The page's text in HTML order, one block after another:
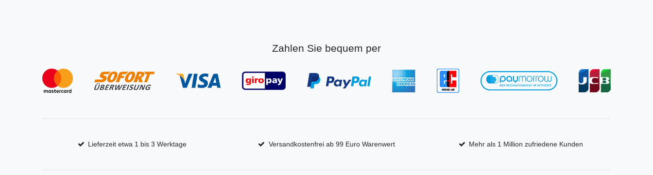
Zahlen Sie bequem per
Lieferzeit etwa 1 bis 3 Werktage Versandkostenfrei ab 99 Euro Warenwert Mehr als 1 Million zufriedene Kunden